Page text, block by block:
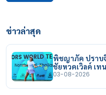
ข่าวล่าสุด
พิชญาภัค ปราบ
ชัยหวดเวิลด์ เท
03-08-2026